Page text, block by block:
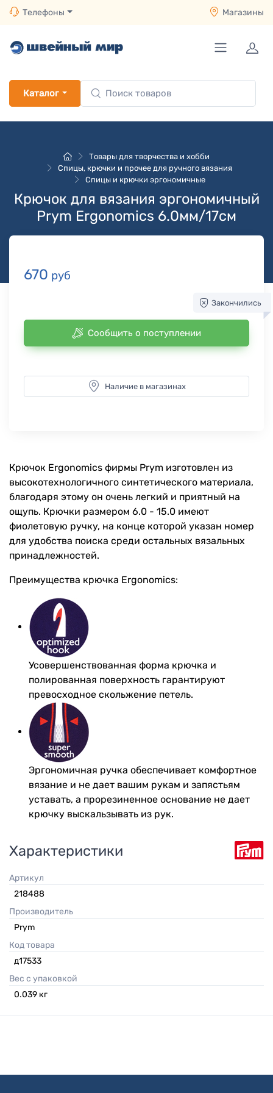
Телефоны Магазины
Каталог
Товары для творчества и хобби
Спицы, крючки и прочее для ручного вязания
Спицы и крючки эргономичные
Крючок для вязания эргономичный
Prym Ergonomics 6.0мм/17см
670 руб
Закончились
Сообщить о поступлении
Наличие в магазинах
Крючок Ergonomics фирмы Prym изготовлен из
высокотехнологичного синтетического материала,
благодаря этому он очень легкий и приятный на
ощупь. Крючки размером 6.0 - 15.0 имеют
фиолетовую ручку, на конце которой указан номер
для удобства поиска среди остальных вязальных
принадлежностей.
Преимущества крючка Ergonomics:
Усовершенствованная форма крючка и
полированная поверхность гарантируют
превосходное скольжение петель.
Эргономичная ручка обеспечивает комфортное
вязание и не дает вашим рукам и запястьям
уставать, а прорезиненное основание не дает
крючку выскальзывать из рук.
Характеристики
Артикул
218488
Производитель
Prym
Код товара
д17533
Вес с упаковкой
0.039 кг